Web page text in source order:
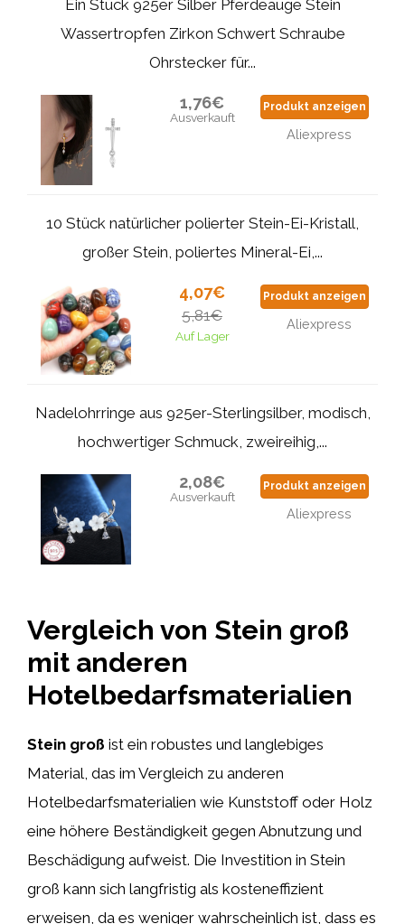
Ein Stück 925er Silber Pferdeauge Stein
Wassertropfen Zirkon Schwert Schraube
Ohrstecker für...
1,76€
Ausverkauft
Produkt anzeigen
Aliexpress
10 Stück natürlicher polierter Stein-Ei-Kristall,
großer Stein, poliertes Mineral-Ei,...
4,07€
5,81€
Auf Lager
Produkt anzeigen
Aliexpress
Nadelohrringe aus 925er-Sterlingsilber, modisch,
hochwertiger Schmuck, zweireihig,...
2,08€
Ausverkauft
Produkt anzeigen
Aliexpress
Vergleich von Stein groß
mit anderen
Hotelbedarfsmaterialien
Stein groß ist ein robustes und langlebiges
Material, das im Vergleich zu anderen
Hotelbedarfsmaterialien wie Kunststoff oder Holz
eine höhere Beständigkeit gegen Abnutzung und
Beschädigung aufweist. Die Investition in Stein
groß kann sich langfristig als kosteneffizient
erweisen, da es weniger wahrscheinlich ist, dass es